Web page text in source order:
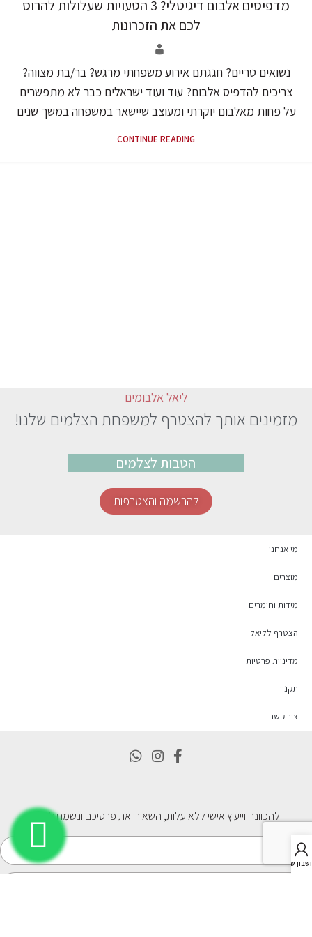
מדפיסים אלבום דיגיטלי? 3 הטעויות שעלולות להרוס
לכם את הזכרונות
נשואים טריים? חגגתם אירוע משפחתי מרגש? בר/בת מצווה?
צריכים להדפיס אלבום? עוד ועוד ישראלים כבר לא מתפשרים
על פחות מאלבום יוקרתי ומעוצב שיישאר במשפחה במשך שנים
CONTINUE READING
ליאל אלבומים
מזמינים אותך להצטרף למשפחת הצלמים שלנו!
הטבות לצלמים
להרשמה והצטרפות
מי אנחנו
מוצרים
מידות וחומרים
הצטרף לליאל
מדיניות פרטיות
תקנון
צור קשר
להכוונה וייעוץ אישי ללא עלות, השאירו את פרטיכם ונשמח לסייע
שלי